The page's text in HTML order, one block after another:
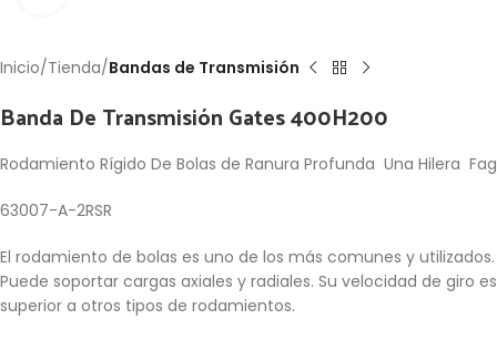
Inicio Tienda Bandas de Transmisión
Banda De Transmisión Gates 400H200
Rodamiento Rígido De Bolas de Ranura Profunda Una Hilera Fag
63007-A-2RSR
El rodamiento de bolas es uno de los más comunes y utilizados.
Puede soportar cargas axiales y radiales. Su velocidad de giro es
superior a otros tipos de rodamientos.